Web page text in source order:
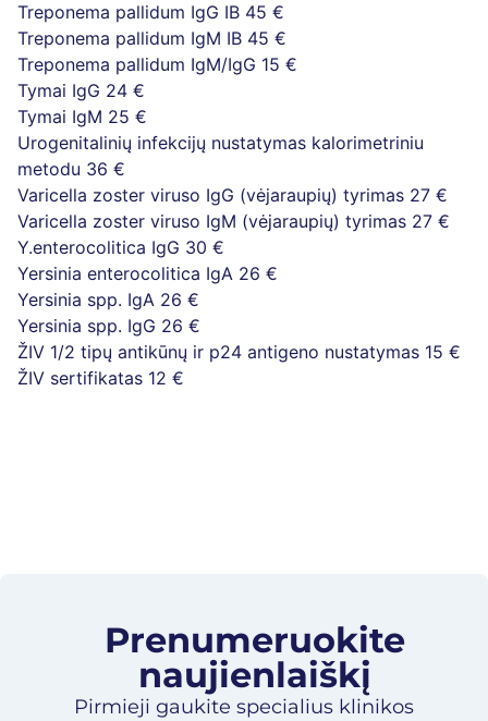
Treponema pallidum IgG IB 45 €
Treponema pallidum IgM IB 45 €
Treponema pallidum IgM/IgG 15 €
Tymai IgG 24 €
Tymai IgM 25 €
Urogenitalinių infekcijų nustatymas kalorimetriniu
metodu 36 €
Varicella zoster viruso IgG (vėjaraupių) tyrimas 27 €
Varicella zoster viruso IgM (vėjaraupių) tyrimas 27 €
Y.enterocolitica IgG 30 €
Yersinia enterocolitica IgA 26 €
Yersinia spp. IgA 26 €
Yersinia spp. IgG 26 €
ŽIV 1/2 tipų antikūnų ir p24 antigeno nustatymas 15 €
ŽIV sertifikatas 12 €
Prenumeruokite
naujienlaiškį​
Pirmieji gaukite specialius klinikos